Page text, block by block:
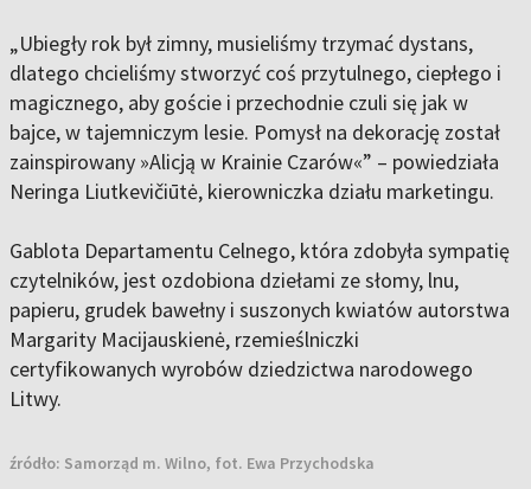
„Ubiegły rok był zimny, musieliśmy trzymać dystans,
dlatego chcieliśmy stworzyć coś przytulnego, ciepłego i
magicznego, aby goście i przechodnie czuli się jak w
bajce, w tajemniczym lesie. Pomysł na dekorację został
zainspirowany »Alicją w Krainie Czarów«” – powiedziała
Neringa Liutkevičiūtė, kierowniczka działu marketingu.
Gablota Departamentu Celnego, która zdobyła sympatię
czytelników, jest ozdobiona dziełami ze słomy, lnu,
papieru, grudek bawełny i suszonych kwiatów autorstwa
Margarity Macijauskienė, rzemieślniczki
certyfikowanych wyrobów dziedzictwa narodowego
Litwy.
źródło: Samorząd m. Wilno, fot. Ewa Przychodska